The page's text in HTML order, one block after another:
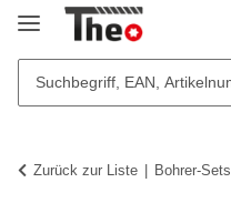
Zurück zur Liste Bohrer-Sets